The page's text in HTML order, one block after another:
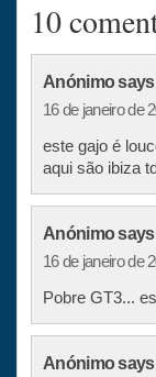
10
Anónimo
16 de janeiro de
este gajo é
aqui são ibiza
Anónimo
16 de janeiro de
Pobre GT3...
Anónimo